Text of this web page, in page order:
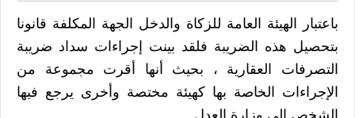
باعتبار الهيئة العامة للزكاة والدخل الجهة المكلفة قانونا
بتحصيل هذه الضريبة فلقد بينت إجراءات سداد ضريبة
التصرفات العقارية ، بحيث أنها أقرت مجموعة من
الإجراءات الخاصة بها كهيئة مختصة وأخرى يرجع فيها
الشخص الى وزارة العدل.